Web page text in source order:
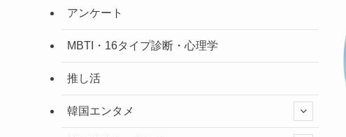
アンケート
MBTI・16タイプ診断・心理学
推し活
韓国エンタメ